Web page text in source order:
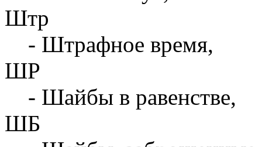
Штр
- Штрафное время,
ШР
- Шайбы в равенстве,
ШБ